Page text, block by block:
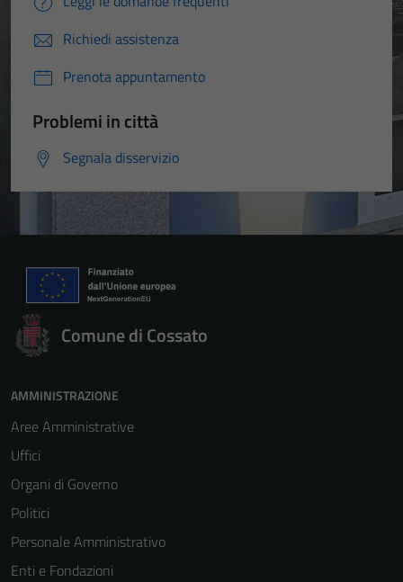
Richiedi assistenza
Prenota appuntamento
Problemi in città
Segnala disservizio
Comune di Cossato
AMMINISTRAZIONE
Aree Amministrative
Uffici
Organi di Governo
Politici
Personale Amministrativo
Enti e Fondazioni